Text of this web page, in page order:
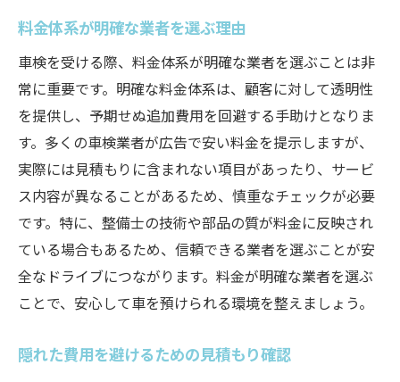
料金体系が明確な業者を選ぶ理由
車検を受ける際、料金体系が明確な業者を選ぶことは非
常に重要です。明確な料金体系は、顧客に対して透明性
を提供し、予期せぬ追加費用を回避する手助けとなりま
す。多くの車検業者が広告で安い料金を提示しますが、
実際には見積もりに含まれない項目があったり、サービ
ス内容が異なることがあるため、慎重なチェックが必要
です。特に、整備士の技術や部品の質が料金に反映され
ている場合もあるため、信頼できる業者を選ぶことが安
全なドライブにつながります。料金が明確な業者を選ぶ
ことで、安心して車を預けられる環境を整えましょう。
隠れた費用を避けるための見積もり確認